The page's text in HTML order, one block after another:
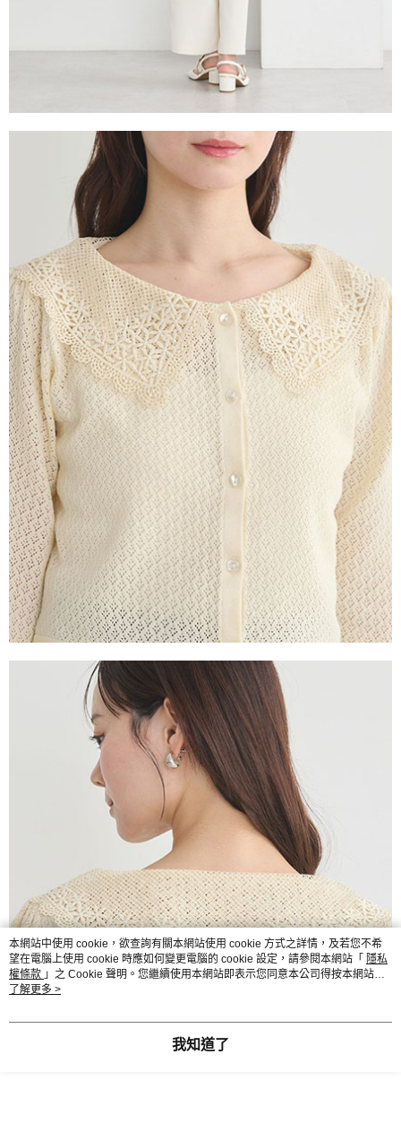
本網站中使用 cookie，欲查詢有關本網站使用 cookie 方式之詳情，及若您不希
望在電腦上使用 cookie 時應如何變更電腦的 cookie 設定，請參閱本網站「 隱私
權條款 」之 Cookie 聲明。您繼續使用本網站即表示您同意本公司得按本網站使
用條款之 Cookie 聲明使用 cookie。
了解更多 >
我知道了